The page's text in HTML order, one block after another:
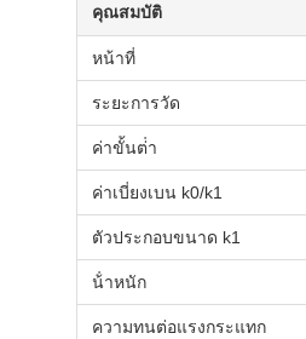
คุณสมบัติ
หน้าที่
ระยะการวัด
ค่าขั้นต่ํา
ค่าเบี่ยงเบน k0/k1
ตัวประกอบขนาด k1
น้ําหนัก
ความทนต่อแรงกระแทก